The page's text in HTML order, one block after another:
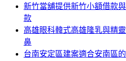
新竹當舖提供新竹小額借款
款
高雄眼科韓式高雄隆乳與精
鼻
台南安定區建案適合安南區